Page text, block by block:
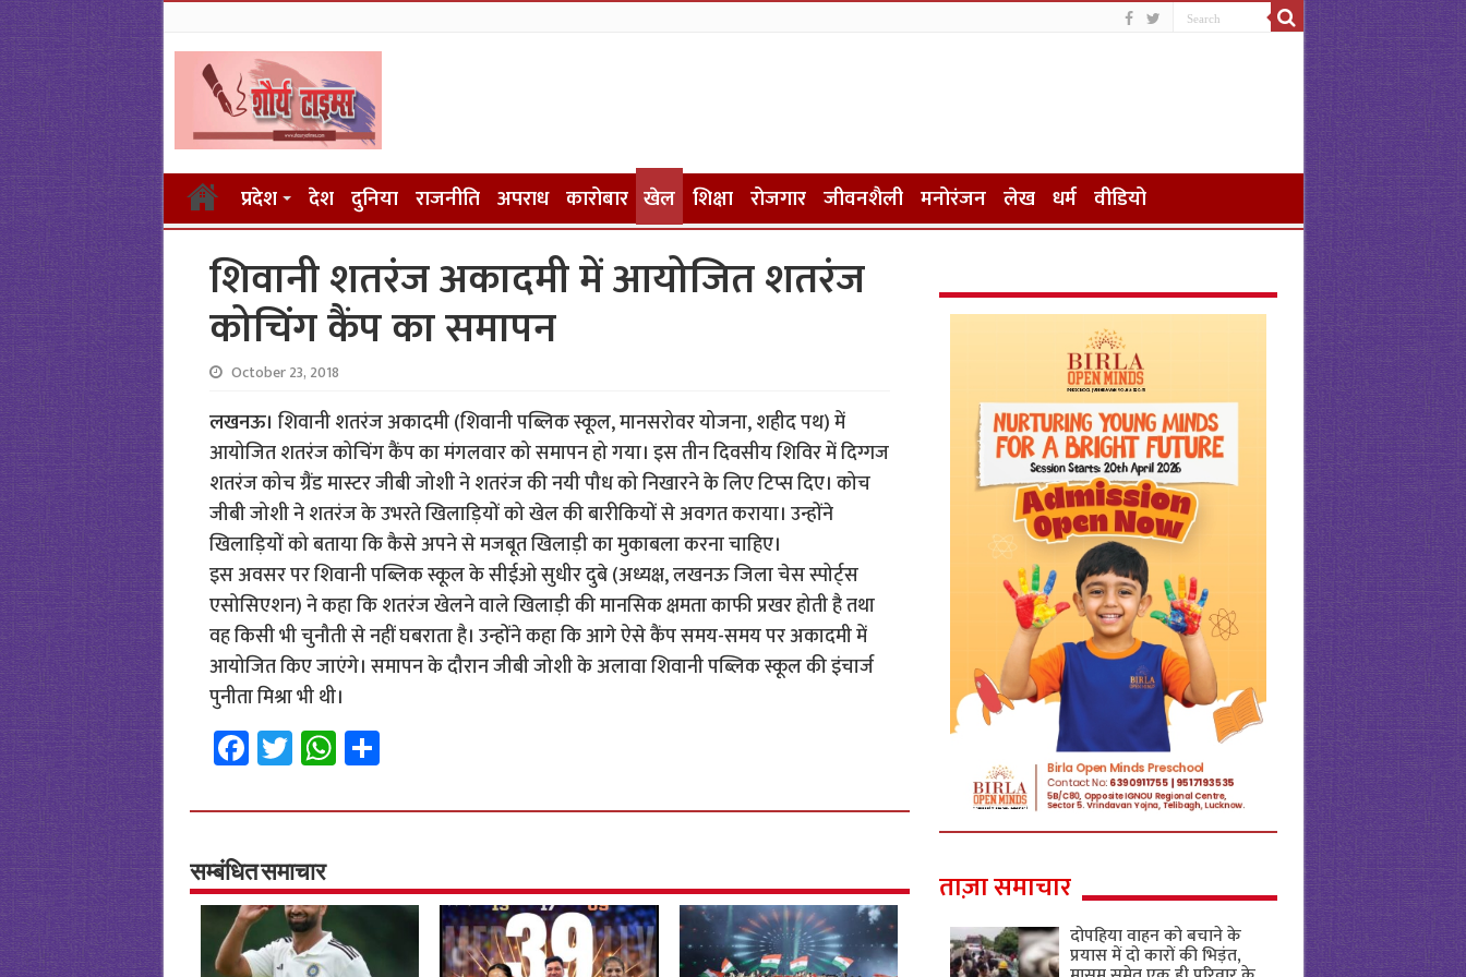
प्रदेश देश दुनिया राजनीति अपराध कारोबार खेल शिक्षा रोजगार जीवनशैली मनोरंजन लेख धर्म वीडियो
शिवानी शतरंज अकादमी में आयोजित शतरंज
कोचिंग कैंप का समापन
October 23, 2018
लखनऊ। शिवानी शतरंज अकादमी (शिवानी पब्लिक स्कूल, मानसरोवर योजना, शहीद पथ) में
आयोजित शतरंज कोचिंग कैंप का मंगलवार को समापन हो गया। इस तीन दिवसीय शिविर में दिग्गज
शतरंज कोच ग्रैंड मास्टर जीबी जोशी ने शतरंज की नयी पौध को निखारने के लिए टिप्स दिए। कोच
जीबी जोशी ने शतरंज के उभरते खिलाड़ियों को खेल की बारीकियों से अवगत कराया। उन्होंने
खिलाड़ियों को बताया कि कैसे अपने से मजबूत खिलाड़ी का मुकाबला करना चाहिए।
इस अवसर पर शिवानी पब्लिक स्कूल के सीईओ सुधीर दुबे (अध्यक्ष, लखनऊ जिला चेस स्पोर्ट्स
एसोसिएशन) ने कहा कि शतरंज खेलने वाले खिलाड़ी की मानसिक क्षमता काफी प्रखर होती है तथा
वह किसी भी चुनौती से नहीं घबराता है। उन्होंने कहा कि आगे ऐसे कैंप समय-समय पर अकादमी में
आयोजित किए जाएंगे। समापन के दौरान जीबी जोशी के अलावा शिवानी पब्लिक स्कूल की इंचार्ज
पुनीता मिश्रा भी थी।
Fa
ce
b
o
o
k
T
wi
tt
er
W
h
at
p
p
S
h
ar
सम्बंधित समाचार ताज़ा समाचार
दोपहिया वाहन को बचाने के
प्रयास में दो कारों की भिड़ंत,